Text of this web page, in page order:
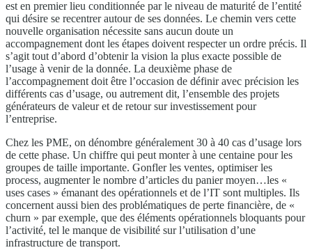
est en premier lieu conditionnée par le niveau de maturité de l’entité
qui désire se recentrer autour de ses données. Le chemin vers cette
nouvelle organisation nécessite sans aucun doute un
accompagnement dont les étapes doivent respecter un ordre précis. Il
s’agit tout d’abord d’obtenir la vision la plus exacte possible de
l’usage à venir de la donnée. La deuxième phase de
l’accompagnement doit être l’occasion de définir avec précision les
différents cas d’usage, ou autrement dit, l’ensemble des projets
générateurs de valeur et de retour sur investissement pour
l’entreprise.
Chez les PME, on dénombre généralement 30 à 40 cas d’usage lors
de cette phase. Un chiffre qui peut monter à une centaine pour les
groupes de taille importante. Gonfler les ventes, optimiser les
process, augmenter le nombre d’articles du panier moyen…les «
uses cases » émanant des opérationnels et de l’IT sont multiples. Ils
concernent aussi bien des problématiques de perte financière, de «
churn » par exemple, que des éléments opérationnels bloquants pour
l’activité, tel le manque de visibilité sur l’utilisation d’une
infrastructure de transport.